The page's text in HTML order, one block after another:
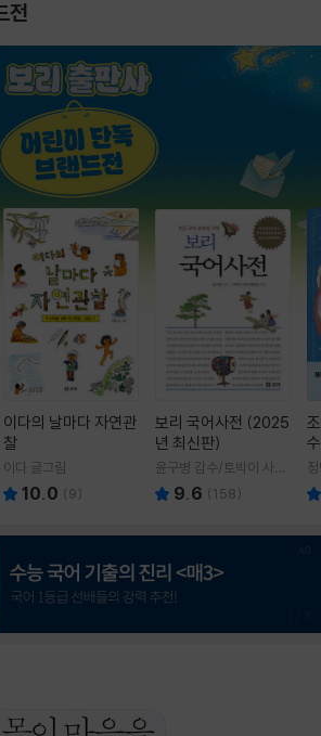
전
이다의 날마다 자연관
찰
이다 글그림
10.0 (9)
보리 국어사전 (2025
년 최신판)
윤구병 감수/토박이 사전
편찬실 편
9.6 (158)